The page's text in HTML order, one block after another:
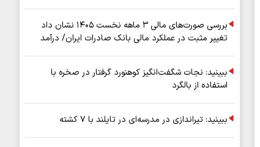
بررسی صورت‌های مالی ۳ ماهه نخست ۱۴۰۵ نشان داد
تغییر مثبت در عملکرد مالی بانک صادرات ایران/ درآمد
ببینید: نجات شگفت‌انگیز کوهنورد گرفتار در صخره با
استفاده از بالگرد
ببینید: تیراندازی در مدرسه‌ای در تایلند با ۷ کشته